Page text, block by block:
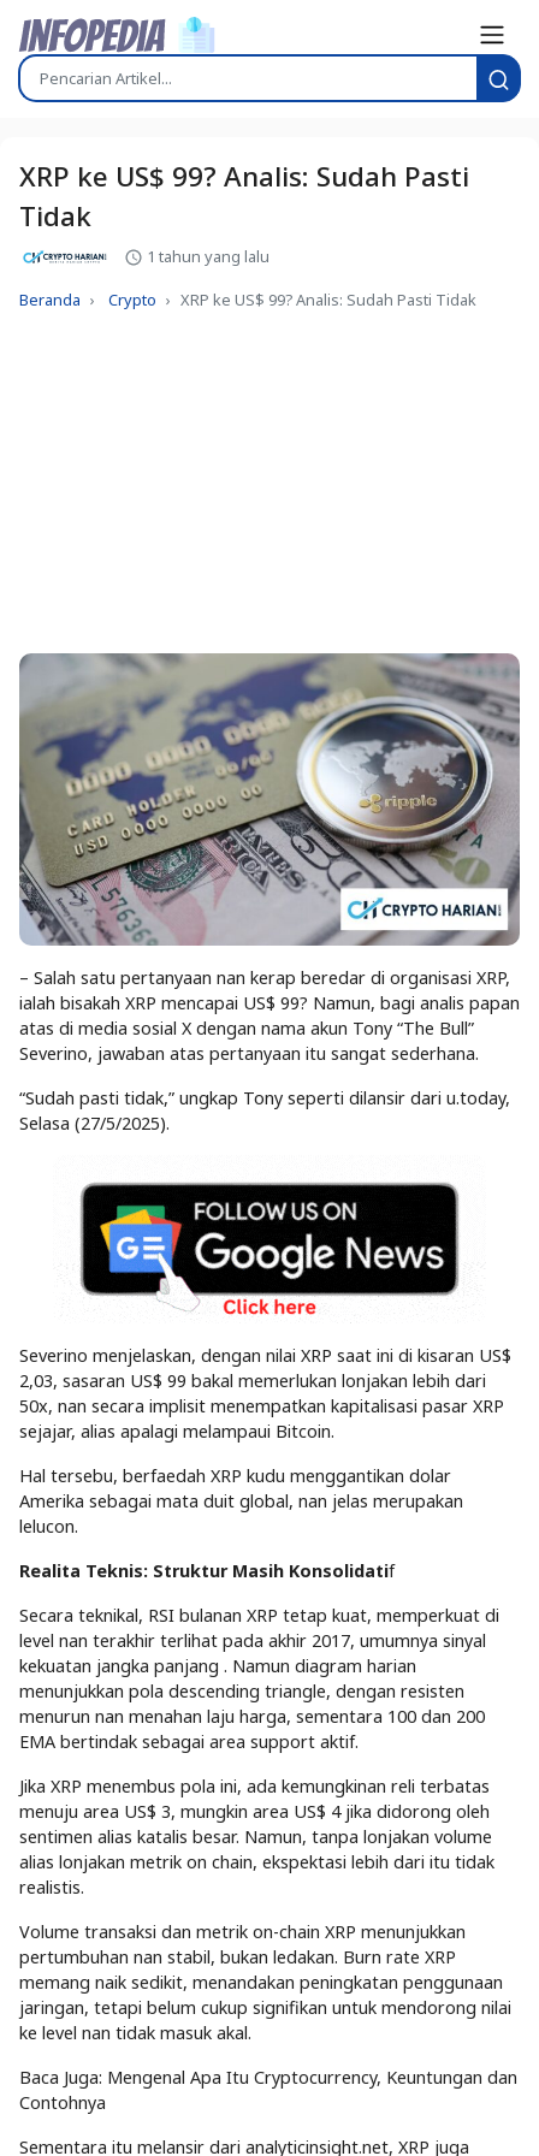
XRP ke US$ 99? Analis: Sudah Pasti
Tidak
1 tahun yang lalu
Beranda Crypto XRP ke US$ 99? Analis: Sudah Pasti Tidak
– Salah satu pertanyaan nan kerap beredar di organisasi XRP,
ialah bisakah XRP mencapai US$ 99? Namun, bagi analis papan
atas di media sosial X dengan nama akun Tony “The Bull”
Severino, jawaban atas pertanyaan itu sangat sederhana.
“Sudah pasti tidak,” ungkap Tony seperti dilansir dari u.today,
Selasa (27/5/2025).
Severino menjelaskan, dengan nilai XRP saat ini di kisaran US$
2,03, sasaran US$ 99 bakal memerlukan lonjakan lebih dari
50x, nan secara implisit menempatkan kapitalisasi pasar XRP
sejajar, alias apalagi melampaui Bitcoin.
Hal tersebu, berfaedah XRP kudu menggantikan dolar
Amerika sebagai mata duit global, nan jelas merupakan
lelucon.
Realita Teknis: Struktur Masih Konsolidatif
Secara teknikal, RSI bulanan XRP tetap kuat, memperkuat di
level nan terakhir terlihat pada akhir 2017, umumnya sinyal
kekuatan jangka panjang . Namun diagram harian
menunjukkan pola descending triangle, dengan resisten
menurun nan menahan laju harga, sementara 100 dan 200
EMA bertindak sebagai area support aktif.
Jika XRP menembus pola ini, ada kemungkinan reli terbatas
menuju area US$ 3, mungkin area US$ 4 jika didorong oleh
sentimen alias katalis besar. Namun, tanpa lonjakan volume
alias lonjakan metrik on chain, ekspektasi lebih dari itu tidak
realistis.
Volume transaksi dan metrik on-chain XRP menunjukkan
pertumbuhan nan stabil, bukan ledakan. Burn rate XRP
memang naik sedikit, menandakan peningkatan penggunaan
jaringan, tetapi belum cukup signifikan untuk mendorong nilai
ke level nan tidak masuk akal.
Baca Juga: Mengenal Apa Itu Cryptocurrency, Keuntungan dan
Contohnya
Sementara itu melansir dari analyticinsight.net, XRP juga